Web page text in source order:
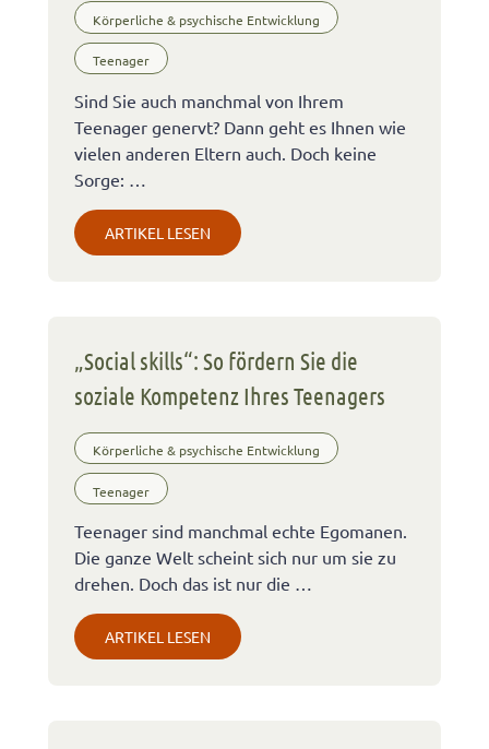
Körperliche & psychische Entwicklung
Teenager
Sind Sie auch manchmal von Ihrem
Teenager genervt? Dann geht es Ihnen wie
vielen anderen Eltern auch. Doch keine
Sorge: …
ARTIKEL LESEN
„Social skills“: So fördern Sie die
soziale Kompetenz Ihres Teenagers
Körperliche & psychische Entwicklung
Teenager
Teenager sind manchmal echte Egomanen.
Die ganze Welt scheint sich nur um sie zu
drehen. Doch das ist nur die …
ARTIKEL LESEN